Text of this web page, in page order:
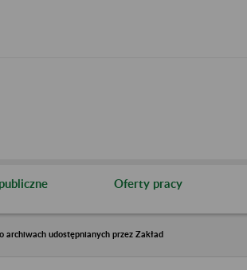
Oferty pracy
archiwach udostępnianych przez Zakład